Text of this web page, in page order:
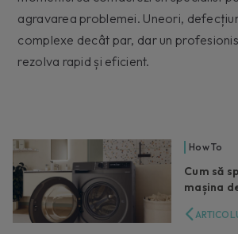
agravarea problemei. Uneori,
complexe decât par, dar un
rezolva rapid și eficient.
How To
Cum să
mașina